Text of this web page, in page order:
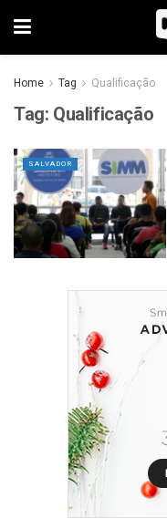
Home Tag Qualificação
Tag: Qualificação
SALVADOR